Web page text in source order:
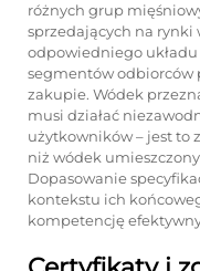
różnych grup
sprzedających na rynki
odpowiedniego
segmentów odbiorców
zakupie. Wódek
musi działać
użytkowników – jest to
niż wódek
Dopasowanie
kontekstu ich
kompetencję